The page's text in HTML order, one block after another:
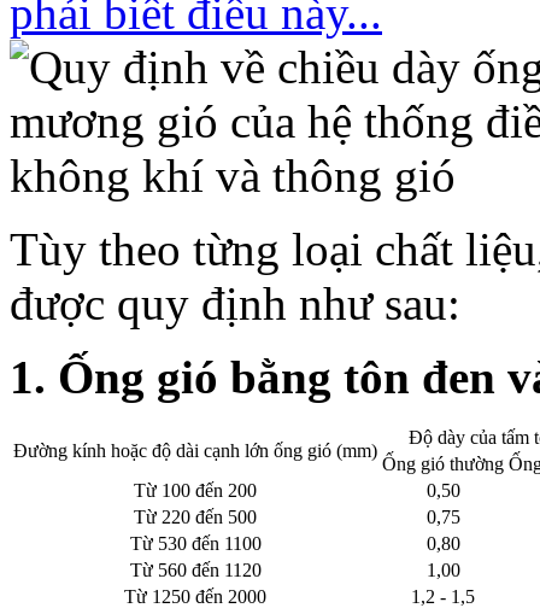
Tùy theo từng loại chất
được quy định như sau:
1. Ống gió bằng tôn đen
Đường kính hoặc độ dài cạnh lớn ống gió (mm)
Độ dày của tấm
Ống gió thường
Từ 100 đến 200
0,50
Từ 220 đến 500
0,75
Từ 530 đến 1100
0,80
Từ 560 đến 1120
1,00
Từ 1250 đến 2000
1,2 - 1,5